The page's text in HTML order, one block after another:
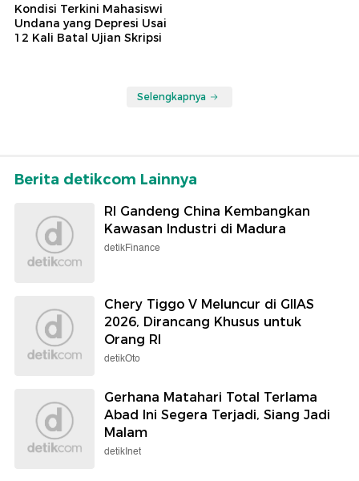
Kondisi Terkini Mahasiswi
Undana yang Depresi Usai
12 Kali Batal Ujian Skripsi
Selengkapnya
Berita detikcom Lainnya
RI Gandeng China Kembangkan
Kawasan Industri di Madura
detikFinance
Chery Tiggo V Meluncur di GIIAS
2026, Dirancang Khusus untuk
Orang RI
detikOto
Gerhana Matahari Total Terlama
Abad Ini Segera Terjadi, Siang Jadi
Malam
detikInet